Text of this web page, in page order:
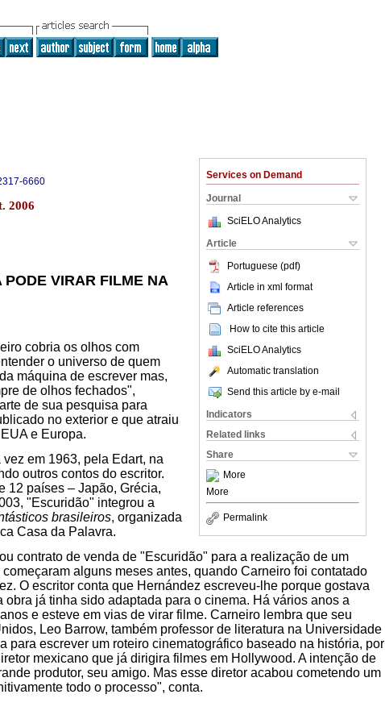
Services on Demand
Journal
SciELO Analytics
Article
Portuguese (pdf)
Article in xml format
Article references
How to cite this article
SciELO Analytics
Automatic translation
Send this article by e-mail
Indicators
Related links
Share
More
More
Permalink
6660
2006
PODE VIRAR FILME NA
cobria os olhos com
o universo de quem
máquina de escrever mas,
de olhos fechados",
de sua pesquisa para
no exterior e que atraiu
e Europa.
em 1963, pela Edart, na
outros contos do escritor.
12 países – Japão, Grécia,
"Escuridão" integrou a
brasileiros, organizada
Casa da Palavra.
contrato de venda de "Escuridão" para a realização de um
alguns meses antes, quando Carneiro foi contatado
O escritor conta que Hernández escreveu-lhe porque gostava
já tinha sido adaptada para o cinema. Há vários anos a
e esteve em vias de virar filme. Carneiro lembra que seu
Leo Barrow, também professor de literatura na Universidade
para escrever um roteiro cinematográfico baseado na história, por
mexicano que já dirigira filmes em Hollywood. A intenção de
produtor, seu amigo. Mas esse diretor acabou cometendo um
todo o processo", conta.